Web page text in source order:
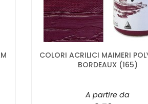
COLORI ACRILICI MAIMERI
BORDEAUX (165)
A partire da